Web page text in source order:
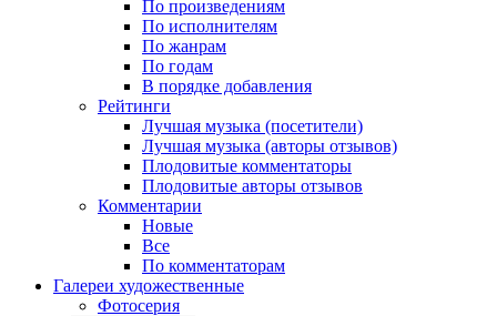
По произведениям
По исполнителям
По жанрам
По годам
В порядке добавления
Рейтинги
Лучшая музыка (посетители)
Лучшая музыка (авторы отзывов)
Плодовитые комментаторы
Плодовитые авторы отзывов
Комментарии
Новые
Все
По комментаторам
Галереи художественные
Фотосерия